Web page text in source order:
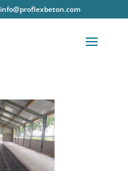
info@proflexbeton.com